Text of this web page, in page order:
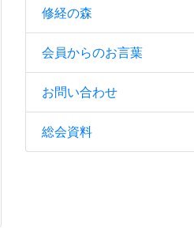
修経の森
会員からのお言葉
お問い合わせ
総会資料